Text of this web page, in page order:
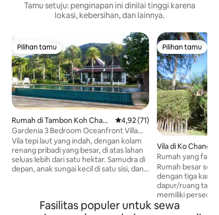
Tamu setuju: penginapan ini dinilai tinggi karena
lokasi, kebersihan, dan lainnya.
Pilihan tamu
Pilihan tamu
Rumah di Tambon Koh Chang
Tai
Nilai rata-rata 4,92 dari 5, 71
4,92 (71)
Gardenia 3 Bedroom Oceanfront Villa
dengan kolam renang
Vila tepi laut yang indah, dengan kolam
renang pribadi yang besar, di atas lahan
seluas lebih dari satu hektar. Samudra di
depan, anak sungai kecil di satu sisi, dan
di tepi kolam renang. Suasananya sangat
Pilihan tamu
Pilihan tamu
Vila di Ko Chang
Rumah yang
Rumah besar
dengan tiga
dapur/ruang
memiliki
memasak dan
Fasilitas populer untuk sewa